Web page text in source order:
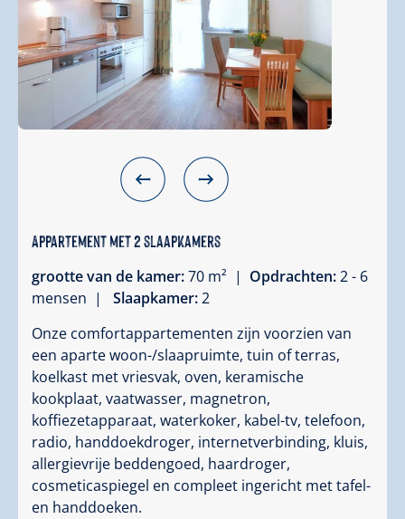
Appartement met 2 slaapkamers
grootte van de kamer:70 m² | Opdrachten:2 - 6
mensen |
Slaapkamer:2
Onze comfortappartementen zijn voorzien van
een aparte woon-/slaapruimte, tuin of terras,
koelkast met vriesvak, oven, keramische
kookplaat, vaatwasser, magnetron,
koffiezetapparaat, waterkoker, kabel-tv, telefoon,
radio, handdoekdroger, internetverbinding, kluis,
allergievrije beddengoed, haardroger,
cosmeticaspiegel en compleet ingericht met tafel-
en handdoeken.